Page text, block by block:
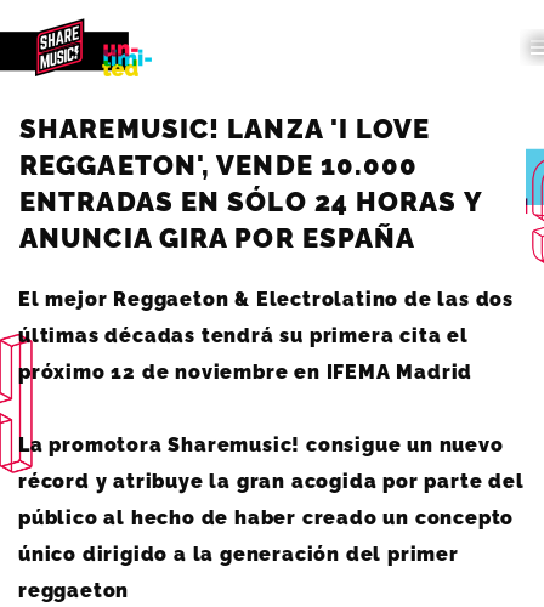
SHAREMUSIC! LANZA 'I LOVE
REGGAETON', VENDE 10.000
ENTRADAS EN SÓLO 24 HORAS Y
ANUNCIA GIRA POR ESPAÑA
El mejor Reggaeton & Electrolatino de las dos
últimas décadas tendrá su primera cita el
próximo 12 de noviembre en IFEMA Madrid
La promotora Sharemusic! consigue un nuevo
récord y atribuye la gran acogida por parte del
público al hecho de haber creado un concepto
único dirigido a la generación del primer
reggaeton